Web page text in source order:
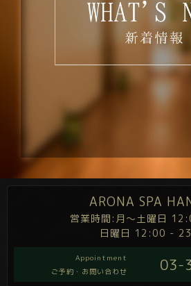
ARONA SPA
営業時間:月～土曜日
日曜日 12:00 -
Appointment
ご予約・お問い合わせ
03-